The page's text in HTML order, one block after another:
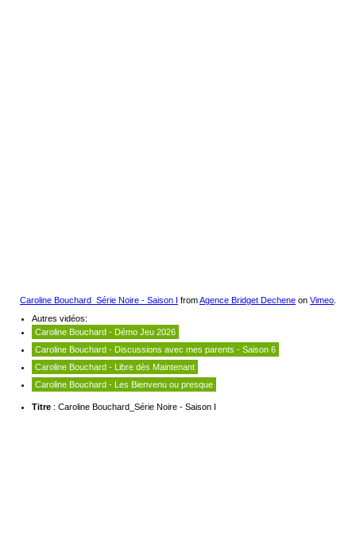
Caroline Bouchard_Série Noire - Saison I fromAgence Bridget Dechene on Vimeo
Autres vidéos:
Caroline Bouchard - Démo Jeu 2026
Caroline Bouchard - Discussions avec mes parents - Saison 6
Caroline Bouchard - Libre dès Maintenant
Caroline Bouchard - Les Bienvenu ou presque
Titre : Caroline Bouchard_Série Noire - Saison I